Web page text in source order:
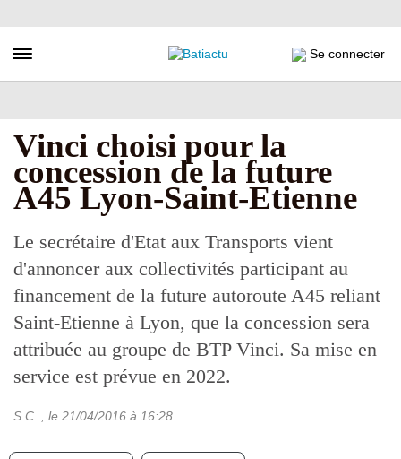
au
principal
Toggle navigation Se connecter
Vinci choisi pour la
concession de la future
A45 Lyon-Saint-Etienne
Le secrétaire d'Etat aux Transports vient
d'annoncer aux collectivités participant au
financement de la future autoroute A45 reliant
Saint-Etienne à Lyon, que la concession sera
attribuée au groupe de BTP Vinci. Sa mise en
service est prévue en 2022.
S.C. , le 21/04/2016 à 16:28